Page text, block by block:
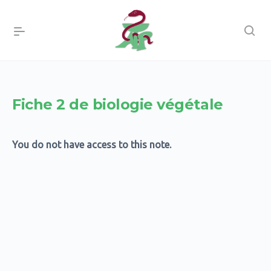
Fiche 2 de biologie végétale
You do not have access to this note.